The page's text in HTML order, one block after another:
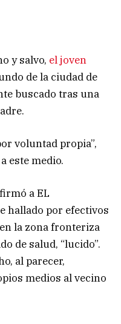
y salvo, el joven
de la ciudad de
buscado tras una
voluntad propia”,
este medio.
a EL
hallado por efectivos
la zona fronteriza
de salud, “lucido”.
al parecer,
medios al vecino